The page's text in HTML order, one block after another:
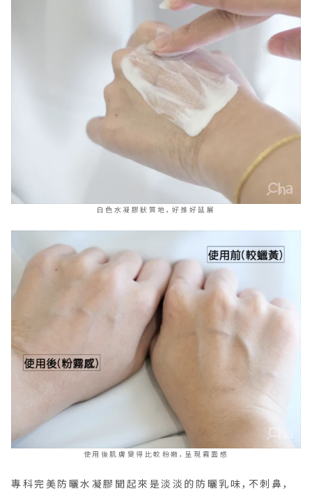
白色水凝膠狀質地，好推好延展
使用後肌膚變得比較粉嫩，呈現霧面感
專科完美防曬水凝膠聞起來是淡淡的防曬乳味，不刺鼻，